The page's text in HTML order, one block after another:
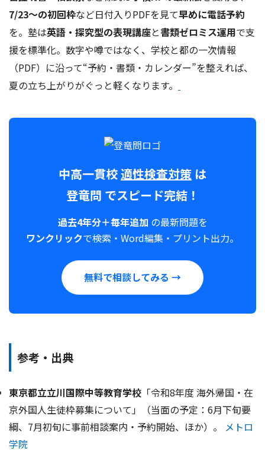
7/23～の初回枠など日付入りPDFを見て早めに電話予約
を。塾は英語・探究型の表現講座と書類ゼロミス運用で支
援を標準化。数字や噂ではなく、学校と都の一次情報
（PDF）に沿って“予約・書類・カレンダー”を整えれば、
夏の立ち上がりがぐっと軽くなります。
中高一貫校適性検査対策 は
登竜問 でスピード完結！
過去4年分＋毎年追加 の最新問題を
ワンクリックで検索・Word編集・プリント出力。
無料で相談してみる →
参考・出典
東京都立立川国際中等教育学校 「令和8年度 海外帰国・在
京外国人生徒枠募集について」（当面の予定：6月下旬要
綱、7月初旬に事前相談案内・予約開始、ほか）。
メトロ
学院